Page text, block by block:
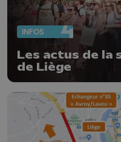
INFOS
Les actus de la
de Liège